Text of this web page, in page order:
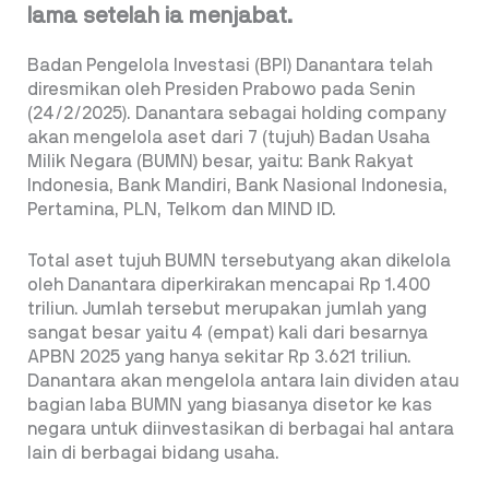
lama setelah ia menjabat.
Badan Pengelola Investasi (BPI) Danantara telah
diresmikan oleh Presiden Prabowo pada Senin
(24/2/2025). Danantara sebagai holding company
akan mengelola aset dari 7 (tujuh) Badan Usaha
Milik Negara (BUMN) besar, yaitu: Bank Rakyat
Indonesia, Bank Mandiri, Bank Nasional Indonesia,
Pertamina, PLN, Telkom dan MIND ID.
Total aset tujuh BUMN tersebutyang akan dikelola
oleh Danantara diperkirakan mencapai Rp 1.400
triliun. Jumlah tersebut merupakan jumlah yang
sangat besar yaitu 4 (empat) kali dari besarnya
APBN 2025 yang hanya sekitar Rp 3.621 triliun.
Danantara akan mengelola antara lain dividen atau
bagian laba BUMN yang biasanya disetor ke kas
negara untuk diinvestasikan di berbagai hal antara
lain di berbagai bidang usaha.